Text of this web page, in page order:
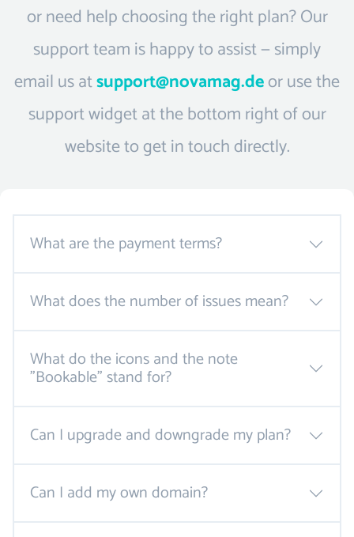
or need help choosing the right plan? Our
support team is happy to assist — simply
email us atsupport@novamag.deor use the
support widget at the bottom right of our
website to get in touch directly.
What are the payment terms?
What does the number of issues mean?
What do the icons and the note
"Bookable" stand for?
Can I upgrade and downgrade my plan?
Can I add my own domain?